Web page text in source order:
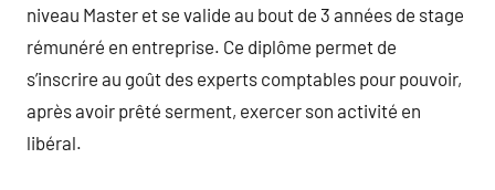
niveau Master et se valide au bout de 3 années de stage
rémunéré en entreprise. Ce diplôme permet de
s’inscrire au goût des experts comptables pour pouvoir,
après avoir prêté serment, exercer son activité en
libéral.